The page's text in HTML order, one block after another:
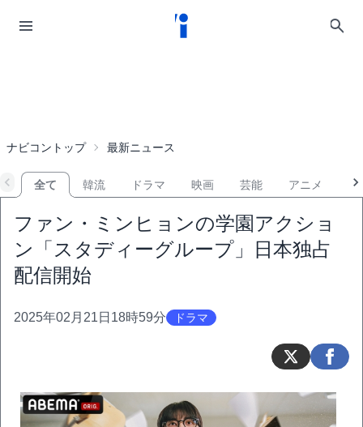
ナビコントップ 最新ニュース
全て 韓流 ドラマ 映画 芸能 アニメ
ファン・ミンヒョンの学園アクショ
ン「スタディーグループ」日本独占
配信開始
2025年02月21日18時59分 ドラマ